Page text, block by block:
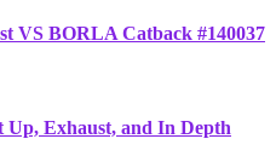
VS BORLA Catback #140037
Up, Exhaust, and In Depth